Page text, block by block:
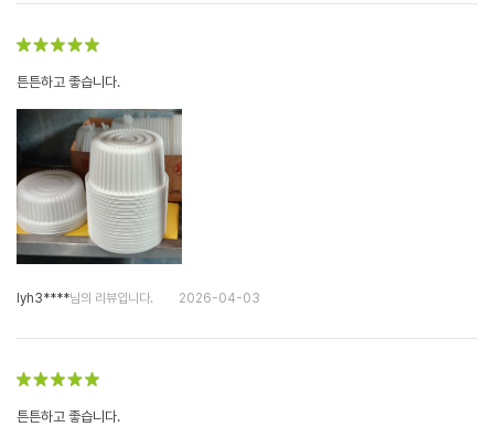
튼튼하고 좋습니다.
lyh3****님의 리뷰입니다. 2026-04-03
튼튼하고 좋습니다.